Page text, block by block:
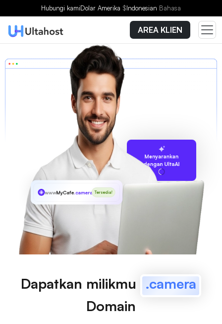
Hubungi kamiDolar Amerika $Indonesian Bahasa
AREA KLIEN
Menyarankan
dengan UltaAI
wwwMyCafe.camera Tersedia!
Dapatkan milikmu
.camera
Domain